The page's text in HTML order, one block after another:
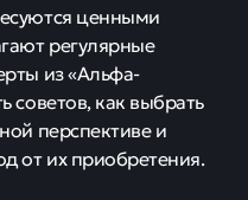
ценными
регулярные
из «Альфа-
советов, как выбрать
перспективе и
от их приобретения.